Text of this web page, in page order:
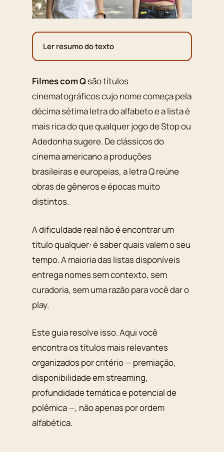
Ler resumo do texto
Filmes com Qsão títulos
cinematográficos cujo nome começa pela
décima sétima letra do alfabeto e a lista é
mais rica do que qualquer jogo de Stop ou
Adedonha sugere. De clássicos do
cinema americano a produções
brasileiras e europeias, a letra Q reúne
obras de gêneros e épocas muito
distintos.
A dificuldade real não é encontrar um
título qualquer: é saber quais valem o seu
tempo. A maioria das listas disponíveis
entrega nomes sem contexto, sem
curadoria, sem uma razão para você dar o
play.
Este guia resolve isso. Aqui você
encontra os títulos mais relevantes
organizados por critério — premiação,
disponibilidade em streaming,
profundidade temática e potencial de
polêmica —, não apenas por ordem
alfabética.